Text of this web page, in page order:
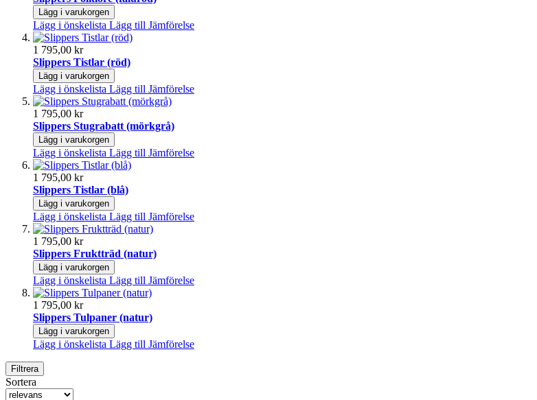
Lägg i varukorgen
Lägg i önskelista Lägg till Jämförelse
1 795,00 kr
Slippers Tistlar (röd)
Lägg i varukorgen
Lägg i önskelista Lägg till Jämförelse
1 795,00 kr
Slippers Stugrabatt (mörkgrå)
Lägg i varukorgen
Lägg i önskelista Lägg till Jämförelse
1 795,00 kr
Slippers Tistlar (blå)
Lägg i varukorgen
Lägg i önskelista Lägg till Jämförelse
1 795,00 kr
Slippers Fruktträd (natur)
Lägg i varukorgen
Lägg i önskelista Lägg till Jämförelse
1 795,00 kr
Slippers Tulpaner (natur)
Lägg i varukorgen
Lägg i önskelista Lägg till Jämförelse
Filtrera
Sortera